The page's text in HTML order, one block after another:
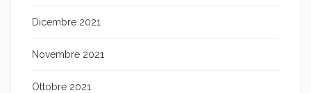
Dicembre 2021
Novembre 2021
Ottobre 2021